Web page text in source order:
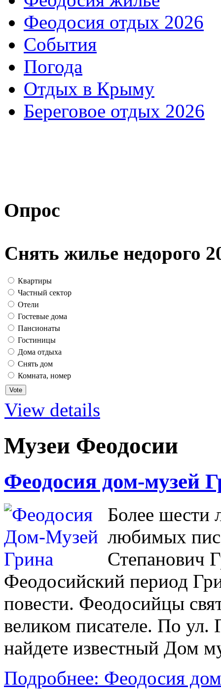
Феодосия отдых 2026
События
Погода
Отдых в Крыму
Береговое отдых 2026
Опрос
Снять жилье недорого
Квартиры
Частный сектор
Отели
Гостевые дома
Пансионаты
Гостиницы
Дома отдыха
Снять дом
Комната, номер
View details
Музеи Феодосии
Феодосия дом-музей
Более шести
любимых
Степанович
Феодосийский период
повести. Феодосийцы
великом писателе. По
найдете известный Дом
Подробнее: Феодосия